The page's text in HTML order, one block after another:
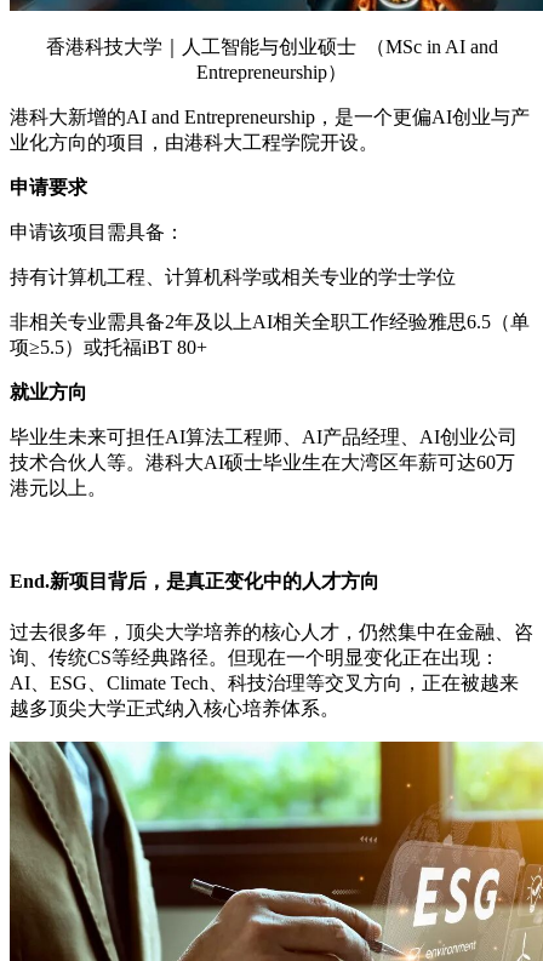
香港科技大学｜人工智能与创业硕士 （MSc in AI and
Entrepreneurship）
港科大新增的AI and Entrepreneurship，是一个更偏AI创业与产
业化方向的项目，由港科大工程学院开设。
申请要求
申请该项目需具备：
持有计算机工程、计算机科学或相关专业的学士学位
非相关专业需具备2年及以上AI相关全职工作经验雅思6.5（单
项≥5.5）或托福iBT 80+
就业方向
毕业生未来可担任AI算法工程师、AI产品经理、AI创业公司
技术合伙人等。港科大AI硕士毕业生在大湾区年薪可达60万
港元以上。
End.新项目背后，是真正变化中的人才方向
过去很多年，顶尖大学培养的核心人才，仍然集中在金融、咨
询、传统CS等经典路径。但现在一个明显变化正在出现：
AI、ESG、Climate Tech、科技治理等交叉方向，正在被越来
越多顶尖大学正式纳入核心培养体系。